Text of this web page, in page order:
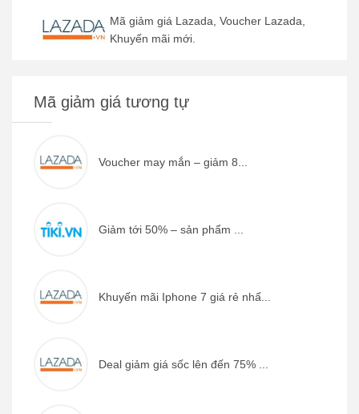
Mã giảm giá Lazada, Voucher Lazada,
Khuyến mãi mới.
Mã giảm giá tương tự
Voucher may mắn – giảm 8...
Giảm tới 50% – sản phẩm ...
Khuyến mãi Iphone 7 giá rẻ nhấ...
Deal giảm giá sốc lên đến 75% ...